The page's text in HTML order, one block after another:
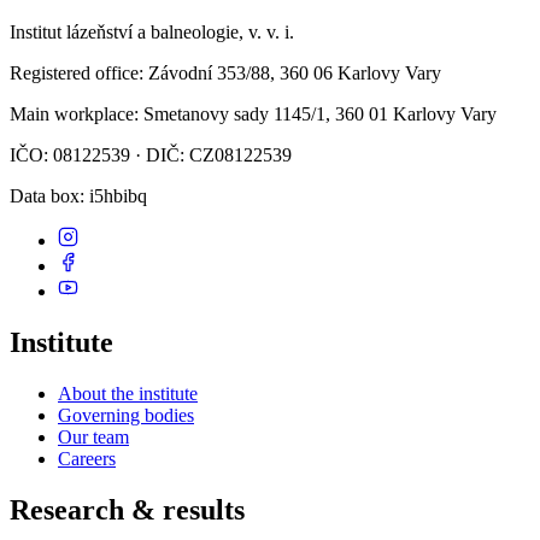
Institut lázeňství a balneologie, v. v. i.
Registered office: Závodní 353/88, 360 06 Karlovy Vary
Main workplace: Smetanovy sady 1145/1, 360 01 Karlovy Vary
IČO: 08122539 · DIČ: CZ08122539
Data box: i5hbibq
Institute
About the institute
Governing bodies
Our team
Careers
Research & results